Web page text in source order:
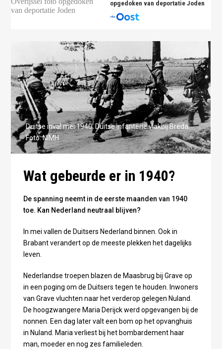
opgedoken van deportatie Joden
Duitse inval mei 1940. Duitse infanterie vlakbij Breda.
Foto: NIMH
Wat gebeurde er in 1940?
De spanning neemt in de eerste maanden van 1940
toe. Kan Nederland neutraal blijven?
In mei vallen de Duitsers Nederland binnen. Ook in
Brabant verandert op de meeste plekken het dagelijks
leven.
Nederlandse troepen blazen de Maasbrug bij Grave op
in een poging om de Duitsers tegen te houden. Inwoners
van Grave vluchten naar het verderop gelegen Nuland.
De hoogzwangere Maria Derijck werd opgevangen bij de
nonnen. Een dag later valt een bom op het opvanghuis
in Nuland. Maria verliest bij het bombardement haar
man, moeder en nog zes familieleden.